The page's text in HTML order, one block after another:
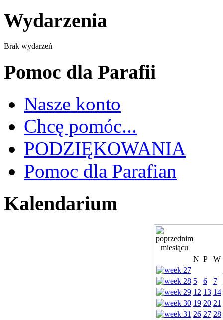
Wydarzenia
Brak wydarzeń
Pomoc dla Parafii
Nasze konto
Chcę pomóc...
PODZIĘKOWANIA
Pomoc dla Parafian
Kalendarium
N P W
5
6 7
12 13 14
19 20 21
26 27 28